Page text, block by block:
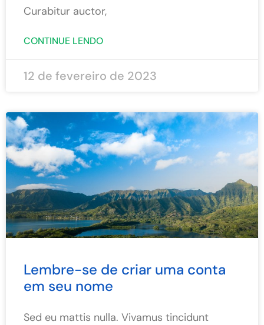
Curabitur auctor,
CONTINUE LENDO
12 de fevereiro de 2023
Lembre-se de criar uma conta
em seu nome
Sed eu mattis nulla. Vivamus tincidunt